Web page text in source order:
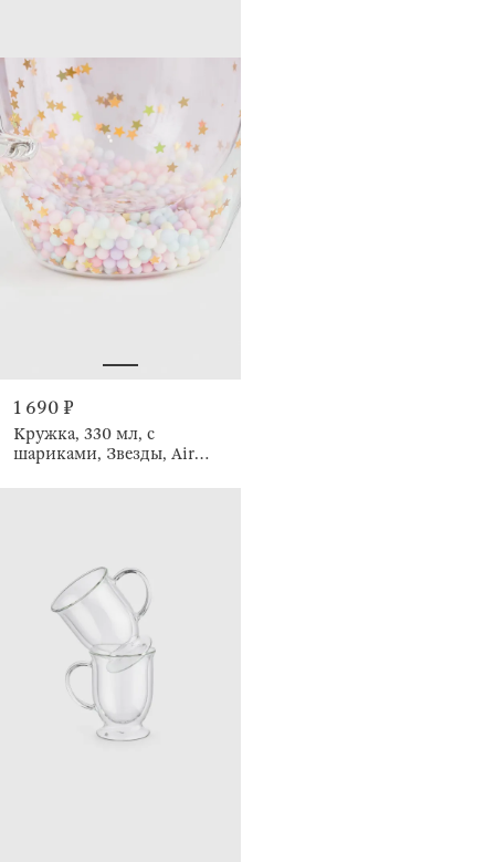
1 690 ₽
Кружка, 330 мл, с
шариками, Звезды, Air